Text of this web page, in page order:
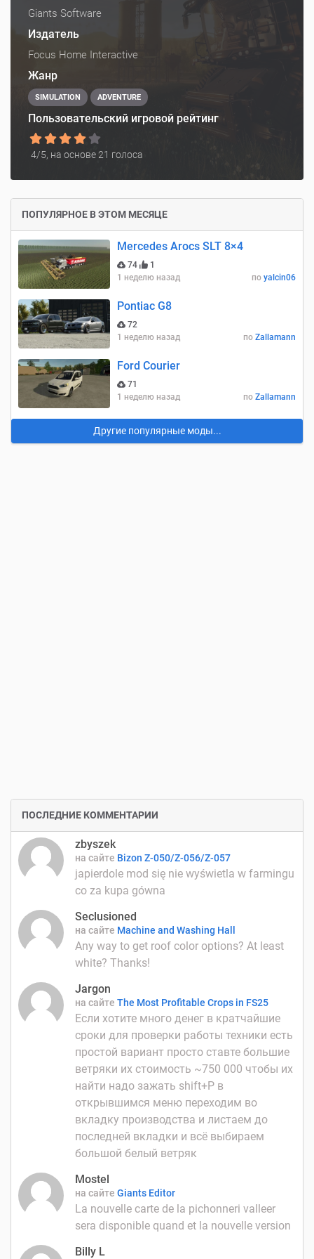
Giants Software
Издатель
Focus Home Interactive
Жанр
SIMULATION ADVENTURE
Пользовательский игровой рейтинг
4/5, на основе 21 голоса
ПОПУЛЯРНОЕ В ЭТОМ МЕСЯЦЕ
Mercedes Arocs SLT 8×4
74
1
1 неделю назад
по yalcin06
Pontiac G8
72
1 неделю назад
по Zallamann
Ford Courier
71
1 неделю назад
по Zallamann
Другие популярные моды...
ПОСЛЕДНИЕ КОММЕНТАРИИ
zbyszek
на сайте Bizon Z-050/Z-056/Z-057
japierdole mod się nie wyświetla w farmingu
co za kupa gówna
Seclusioned
на сайте Machine and Washing Hall
Any way to get roof color options? At least
white? Thanks!
Jargon
на сайте The Most Profitable Crops in FS25
Если хотите много денег в кратчайшие
сроки для проверки работы техники есть
простой вариант просто ставте большие
ветряки их стоимость ~750 000 чтобы их
найти надо зажать shift+P в
открывшимся меню переходим во
вкладку производства и листаем до
последней вкладки и всё выбираем
большой белый ветряк
Mostel
на сайте Giants Editor
La nouvelle carte de la pichonneri valleer
sera disponible quand et la nouvelle version
Billy L